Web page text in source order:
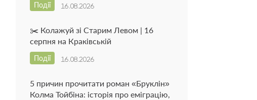
16.08.2026
Події
✂️ Колажуй зі Старим Левом | 16
серпня на Краківській
16.08.2026
Події
5 причин прочитати роман «Бруклін»
Колма Тойбіна: історія про еміграцію,